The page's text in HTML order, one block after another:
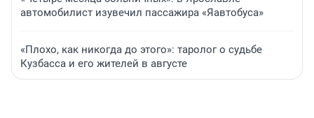
автомобилист изувечил пассажира «Яавтобуса»
«Плохо, как никогда до этого»: таролог о судьбе
Кузбасса и его жителей в августе